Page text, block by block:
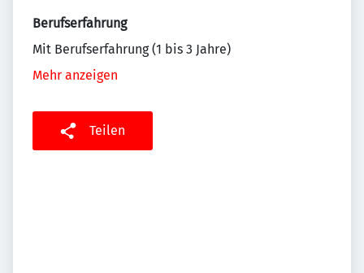
Berufserfahrung
Mit Berufserfahrung (1 bis 3 Jahre)
Mehr anzeigen
Teilen